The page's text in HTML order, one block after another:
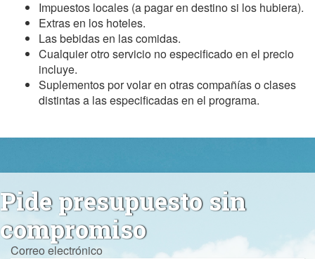
Impuestos locales (a pagar en destino si los hubiera).
Extras en los hoteles.
Las bebidas en las comidas.
Cualquier otro servicio no especificado en el precio
incluye.
Suplementos por volar en otras compañías o clases
distintas a las especificadas en el programa.
Pide presupuesto sin
compromiso
Correo electrónico